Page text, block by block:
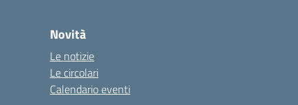
Novità
Le notizie
Le circolari
Calendario eventi